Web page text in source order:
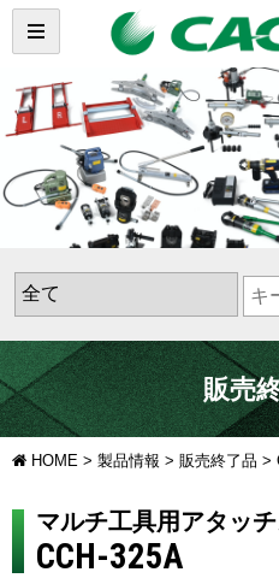
販売
HOME > 製品情報 > 販売終了品 >
マルチ工具用アタッ
CCH-325A